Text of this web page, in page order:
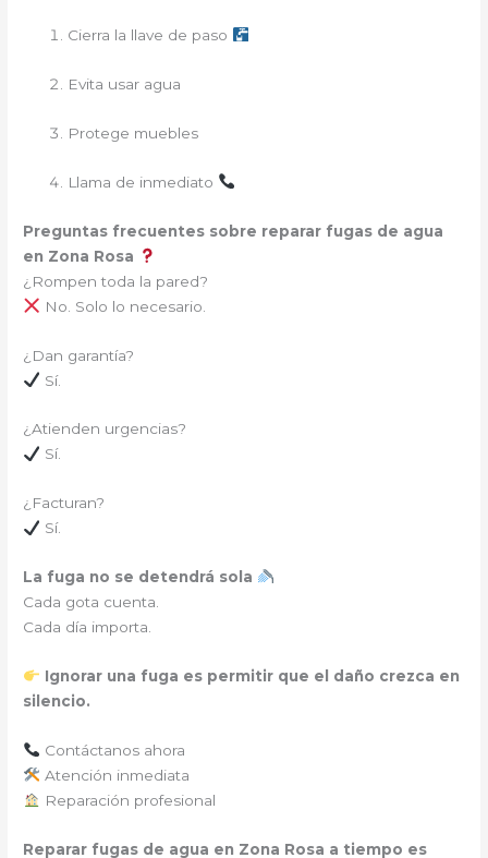
Cierra la llave de paso
Evita usar agua
Protege muebles
Llama de inmediato
Preguntas frecuentes sobre reparar fugas de agua
en Zona Rosa
¿Rompen toda la pared?
No. Solo lo necesario.
¿Dan garantía?
Sí.
¿Atienden urgencias?
Sí.
¿Facturan?
Sí.
La fuga no se detendrá sola
Cada gota cuenta.
Cada día importa.
Ignorar una fuga es permitir que el daño crezca en
silencio.
Contáctanos ahora
Atención inmediata
Reparación profesional
Reparar fugas de agua en Zona Rosa a tiempo es